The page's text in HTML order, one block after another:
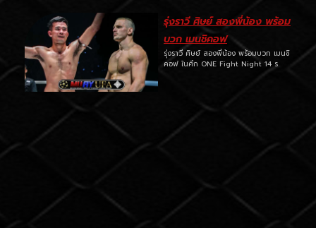
รุ่งราวี ศิษย์ สองพี่น้อง พร้อม
บวก เมนชิคอฟ
รุ่งราวี ศิษย์ สองพี่น้อง พร้อมบวก เมนชิ
คอฟ ในศึก ONE Fight Night 14 ร